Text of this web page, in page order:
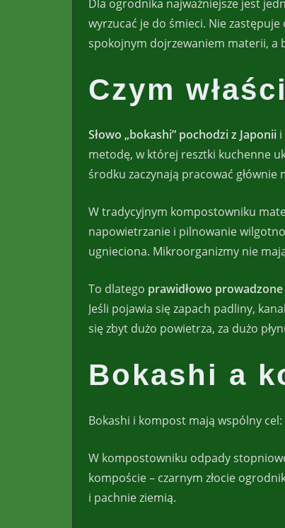
Dla ogrodnika najważniejsze jest
wyrzucać je do śmieci. Nie zastępuje
spokojnym dojrzewaniem materii, a
Czym
Słowo „bokashi” pochodzi z Japonii i
metodę, w której resztki kuchenne
środku zaczynają pracować
W tradycyjnym kompostowniku
napowietrzanie i pilnowanie
ugnieciona. Mikroorganizmy nie
To dlatego prawidłowo
Jeśli pojawia się zapach padliny,
się zbyt dużo powietrza, za dużo
Bokashi a
Bokashi i kompost mają wspólny cel:
W kompostowniku odpady
kompoście – czarnym złocie
i pachnie ziemią.